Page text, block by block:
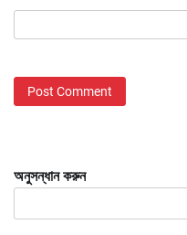
অনুসন্ধান করুন